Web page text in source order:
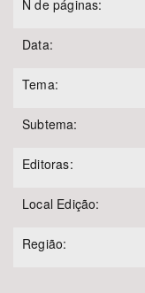
N de páginas:
Data:
Tema:
Subtema:
Editoras:
Local Edição:
Região: